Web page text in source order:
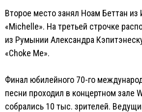
Второе место занял Ноам Беттан из
«Michelle». На третьей строчке
из Румынии Александра
«Choke Me».
Финал юбилейного 70-го
песни проходил в концертном зале
собрались 10 тыс. зрителей.